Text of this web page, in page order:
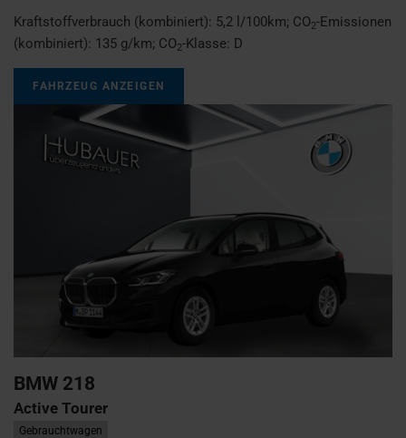
Kraftstoffverbrauch (kombiniert): 5,2 l/100km; CO2-Emissionen
(kombiniert): 135 g/km; CO2-Klasse: D
FAHRZEUG ANZEIGEN
BMW 218
Active Tourer
Gebrauchtwagen